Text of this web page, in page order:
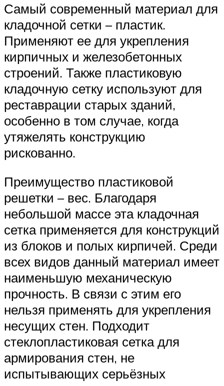
Самый современный материал для
кладочной сетки – пластик.
Применяют ее для укрепления
кирпичных и железобетонных
строений. Также пластиковую
кладочную сетку используют для
реставрации старых зданий,
особенно в том случае, когда
утяжелять конструкцию
рискованно.
Преимущество пластиковой
решетки – вес. Благодаря
небольшой массе эта кладочная
сетка применяется для конструкций
из блоков и полых кирпичей. Среди
всех видов данный материал имеет
наименьшую механическую
прочность. В связи с этим его
нельзя применять для укрепления
несущих стен. Подходит
стеклопластиковая сетка для
армирования стен, не
испытывающих серьёзных